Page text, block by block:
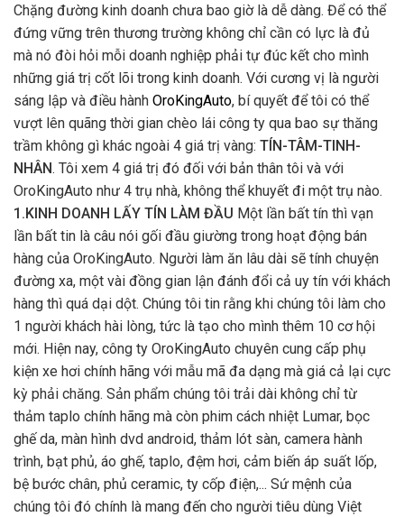
Chặng đường kinh doanh chưa bao giờ là dễ dàng. Để có thể
đứng vững trên thương trường không chỉ cần có lực là đủ
mà nó đòi hỏi mỗi doanh nghiệp phải tự đúc kết cho mình
những giá trị cốt lõi trong kinh doanh. Với cương vị là người
sáng lập và điều hành OroKingAuto, bí quyết để tôi có thể
vượt lên quãng thời gian chèo lái công ty qua bao sự thăng
trầm không gì khác ngoài 4 giá trị vàng: TÍN-TÂM-TINH-
NHÂN. Tôi xem 4 giá trị đó đối với bản thân tôi và với
OroKingAuto như 4 trụ nhà, không thể khuyết đi một trụ nào.
1.KINH DOANH LẤY TÍN LÀM ĐẦU Một lần bất tín thì vạn
lần bất tin là câu nói gối đầu giường trong hoạt động bán
hàng của OroKingAuto. Người làm ăn lâu dài sẽ tính chuyện
đường xa, một vài đồng gian lận đánh đổi cả uy tín với khách
hàng thì quá dại dột. Chúng tôi tin rằng khi chúng tôi làm cho
1 người khách hài lòng, tức là tạo cho mình thêm 10 cơ hội
mới. Hiện nay, công ty OroKingAuto chuyên cung cấp phụ
kiện xe hơi chính hãng với mẫu mã đa dạng mà giá cả lại cực
kỳ phải chăng. Sản phẩm chúng tôi trải dài không chỉ từ
thảm taplo chính hãng mà còn phim cách nhiệt Lumar, bọc
ghế da, màn hình dvd android, thảm lót sàn, camera hành
trình, bạt phủ, áo ghế, taplo, đệm hơi, cảm biến áp suất lốp,
bệ bước chân, phủ ceramic, ty cốp điện,... Sứ mệnh của
chúng tôi đó chính là mang đến cho người tiêu dùng Việt